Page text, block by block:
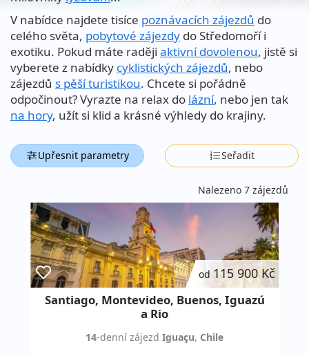
V nabídce najdete tisíce poznávacích zájezdů do
celého světa, pobytové zájezdy do Středomoří i
exotiku. Pokud máte raději aktivní dovolenou, jistě si
vyberete z nabídky cyklistických zájezdů, nebo
zájezdů s pěší turistikou. Chcete si pořádně
odpočinout? Vyrazte na relax do lázní, nebo jen tak
na hory, užít si klid a krásné výhledy do krajiny.
Upřesnit parametry Seřadit
Nalezeno 7 zájezdů
od 115 900 Kč
Santiago, Montevideo, Buenos, Iguazú
a Rio
14-denní zájezd Iguaçu, Chile